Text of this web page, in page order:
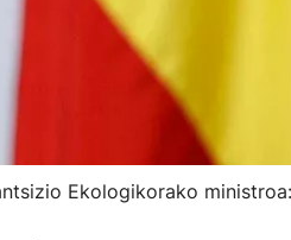
Ekologikorako